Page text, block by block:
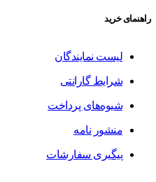
راهنمای خرید
لیست نمایندگان
شرایط گارانتی
شیوه‌های پرداخت
منشور نامه
پیگیری سفارشات